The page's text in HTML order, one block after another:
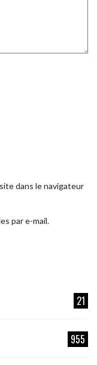
dans le navigateur
par e-mail.
21
955